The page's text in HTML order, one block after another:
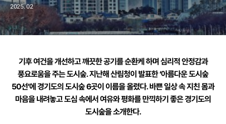
2025. 02
기후 여건을 개선하고 깨끗한 공기를 순환케 하며 심리적 안정감과
풍요로움을 주는 도시숲. 지난해 산림청이 발표한 ‘아름다운 도시숲
50선’에 경기도의 도시숲 6곳이 이름을 올렸다. 바쁜 일상 속 지친 몸과
마음을 내려놓고 도심 속에서 여유와 평화를 만끽하기 좋은 경기도의
도시숲을 소개한다.